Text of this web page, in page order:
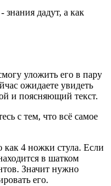
знания дадут, а как
уложить его в пару
ожидаете увидеть
и поясняющий текст.
с тем, что всё самое
4 ножки стула. Если
в шатком
Значит нужно
его.